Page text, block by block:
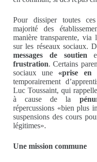
Pour dissiper toutes
majorité des
manière transparente, via
sur les réseaux sociaux.
messages de soutien
frustration. Certains
sociaux une «prise en
temporairement
Luc Toussaint, qui
à cause de la
répercussions «bien plus
suspensions des cours
légitimes».
Une mission commune